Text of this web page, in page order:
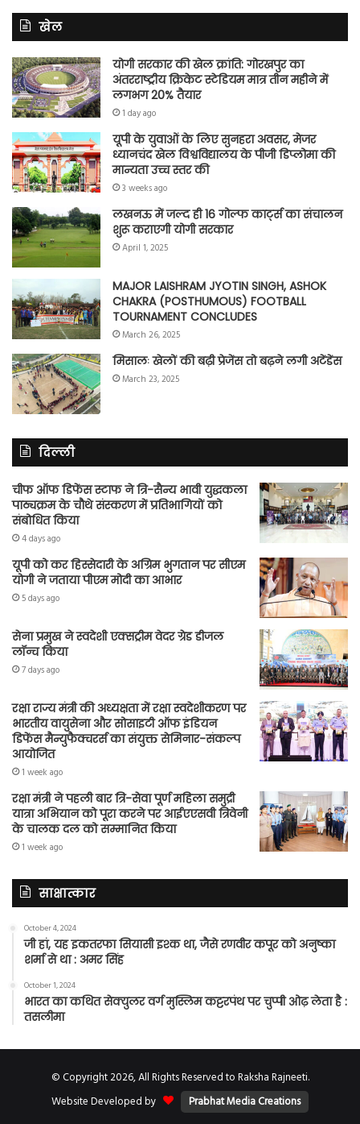
खेल
योगी सरकार की खेल क्रांति: गोरखपुर का
अंतरराष्ट्रीय क्रिकेट स्टेडियम मात्र तीन महीने में
लगभग 20% तैयार
1 day ago
यूपी के युवाओं के लिए सुनहरा अवसर, मेजर
ध्यानचंद खेल विश्वविद्यालय के पीजी डिप्लोमा की
मान्यता उच्च स्तर की
3 weeks ago
लखनऊ में जल्द ही 16 गोल्फ कार्ट्स का संचालन
शुरू कराएगी योगी सरकार
April 1, 2025
MAJOR LAISHRAM JYOTIN SINGH, ASHOK
CHAKRA (POSTHUMOUS) FOOTBALL
TOURNAMENT CONCLUDES
March 26, 2025
मिसालः खेलों की बढ़ी प्रेजेंस तो बढ़ने लगी अटेंडेंस
March 23, 2025
दिल्ली
चीफ ऑफ डिफेंस स्टाफ ने त्रि-सैन्य भावी युद्धकला
पाठ्यक्रम के चौथे संस्करण में प्रतिभागियों को
संबोधित किया
4 days ago
यूपी को कर हिस्सेदारी के अग्रिम भुगतान पर सीएम
योगी ने जताया पीएम मोदी का आभार
5 days ago
सेना प्रमुख ने स्वदेशी एक्सट्रीम वेदर ग्रेड डीजल
लॉन्च किया
7 days ago
रक्षा राज्य मंत्री की अध्यक्षता में रक्षा स्वदेशीकरण पर
भारतीय वायुसेना और सोसाइटी ऑफ इंडियन
डिफेंस मैन्युफैक्चरर्स का संयुक्त सेमिनार-संकल्प
आयोजित
1 week ago
रक्षा मंत्री ने पहली बार त्रि-सेवा पूर्ण महिला समुद्री
यात्रा अभियान को पूरा करने पर आईएएसवी त्रिवेनी
के चालक दल को सम्मानित किया
1 week ago
साक्षात्कार
October 4, 2024
जी हां, यह इकतरफा सियासी इश्क था, जैसे रणवीर कपूर को अनुष्का
शर्मा से था : अमर सिंह
October 1, 2024
भारत का कथित सेक्युलर वर्ग मुस्लिम कट्टरपंथ पर चुप्पी ओढ़ लेता है :
तसलीमा
© Copyright 2026, All Rights Reserved to Raksha Rajneeti.
Website Developed by
Prabhat Media Creations